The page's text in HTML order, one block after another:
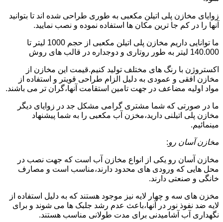
زوایای مخازن پلی اتیلن مکعبی به طوری طراحی شده اند تا بتوانید
آنها را در کم جا ترین مکان ها استفاده نموده و نصب نمایید.
ما توانایی داریم مخازن پلی اتیلن مکعبی از حجم 1000 لیتر تا
140.000 لیتر به طور روتاری و دوجداره در قالب های روش
اکستروژن با رنگ های مختلف تولید کنیم.قیمت این مخازن از
مخازن افقی و عمودی به دلیل الزام طراحی قویتر و استفاده از
مواد اولیه مضاعف در جهت تامین استقامت آنها،گران تر می باشند.
ما در صورتی که شما مشتری گرامی مشکل جد در زوایای دیگر
مخازن پلی اتیلنی دارید،مخزن آب مکعبی را به شما پیشنهاد
مینمائیم.
مخازن آسان رو:
مخازن آسان رو یکی از انواع مخازن آب است که جهت نصب در
محل هایی که ورودی های محدود دارند،مناسب است و مصارف
خانگی و صنعتی دارند.
مخزن های سه و چهار لایه نیز موجود هستند که به دلیل استفاده از
لایه ضد نفوذ نور در آنها،باعث عدم رشد جلبک ها می شوند و برای
نگهداری آب آشامیدنی برای مدت طولانی مناسب هستند.